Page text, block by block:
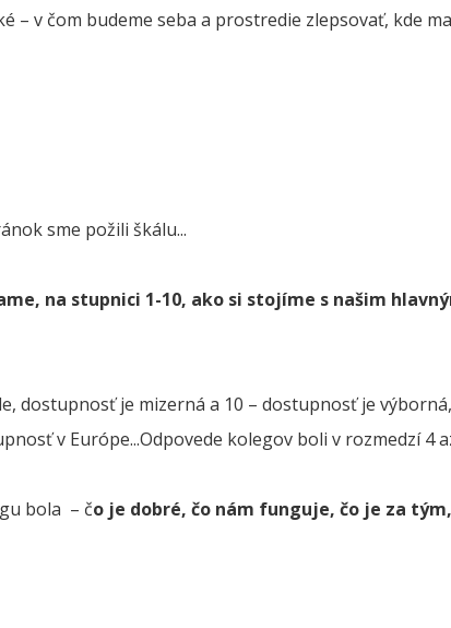
– v čom budeme seba a prostredie zlepsovať, kde
sme požili škálu...
na stupnici 1-10, ako si stojíme s našim
dostupnosť je mizerná a 10 – dostupnosť je
v Európe...Odpovede kolegov boli v rozmedzí 4
bola – čo je dobré, čo nám funguje, čo je za